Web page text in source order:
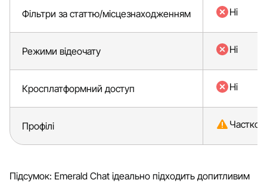
Фільтри за статтю/місцезнаходженням Ні
Режими відеочату Ні
Кросплатформний доступ Ні
Профілі
Підсумок: Emerald Chat ідеально підходить допитливим